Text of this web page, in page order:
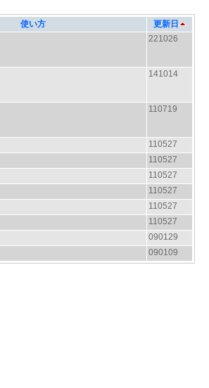
使い方
更新日
221026
141014
110719
110527
110527
110527
110527
110527
110527
090129
090109